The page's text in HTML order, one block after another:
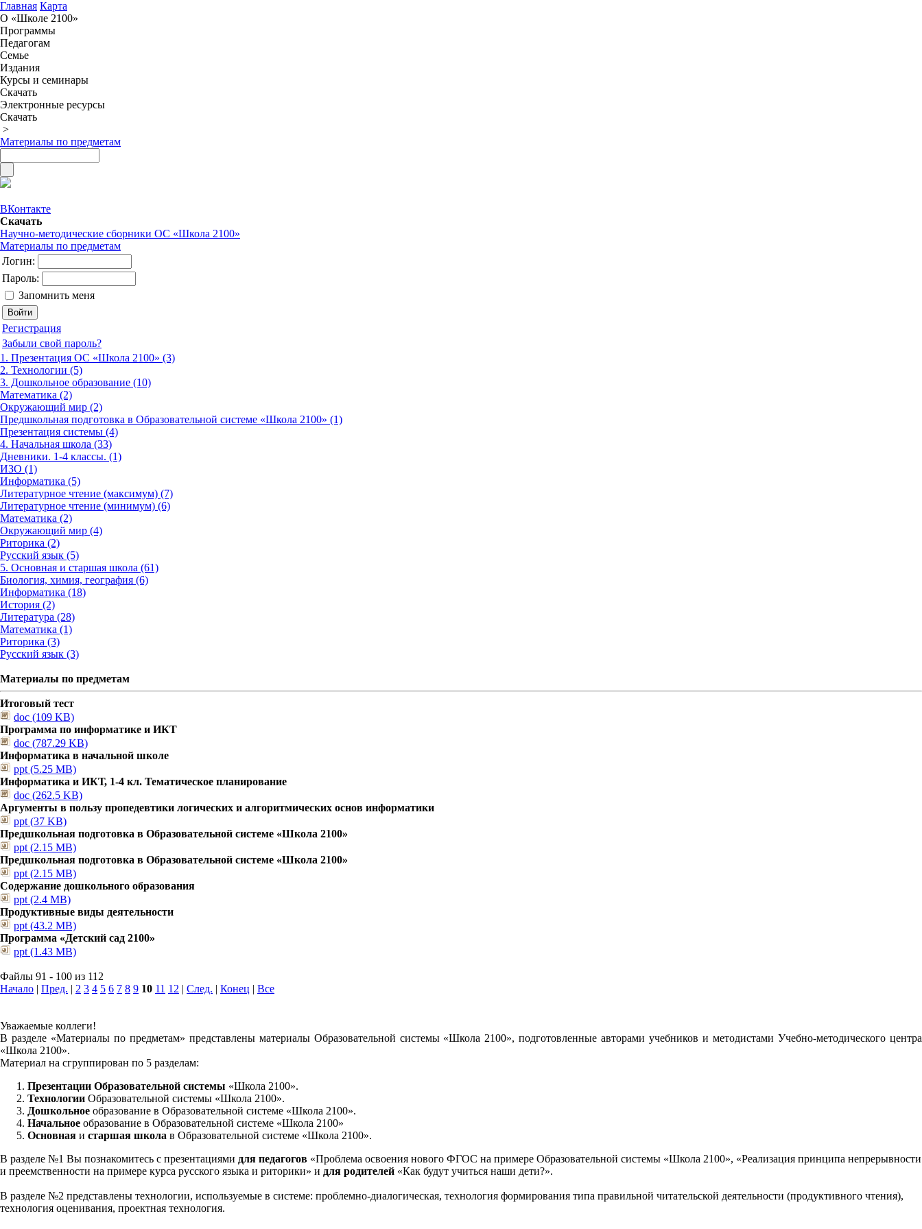
Главная Карта
О «Школе 2100»
Программы
Педагогам
Семье
Издания
Курсы и семинары
Скачать
Электронные ресурсы
Скачать
>
Материалы по предметам
ВКонтакте
Скачать
Научно-методические сборники ОС «Школа 2100»
Материалы по предметам
Логин:
Пароль:
Запомнить меня
Регистрация
Забыли свой пароль?
1. Презентация ОС «Школа 2100» (3)
2. Технологии (5)
3. Дошкольное образование (10)
Математика (2)
Окружающий мир (2)
Предшкольная подготовка в Образовательной системе «Школа 2100» (1)
Презентация системы (4)
4. Начальная школа (33)
Дневники. 1-4 классы. (1)
ИЗО (1)
Информатика (5)
Литературное чтение (максимум) (7)
Литературное чтение (минимум) (6)
Математика (2)
Окружающий мир (4)
Риторика (2)
Русский язык (5)
5. Основная и старшая школа (61)
Биология, химия, география (6)
Информатика (18)
История (2)
Литература (28)
Математика (1)
Риторика (3)
Русский язык (3)
Материалы по предметам
Итоговый тест
doc (109 KB)
Программа по информатике и ИКТ
doc (787.29 KB)
Информатика в начальной школе
ppt (5.25 MB)
Информатика и ИКТ, 1-4 кл. Тематическое планирование
doc (262.5 KB)
Аргументы в пользу пропедевтики логических и алгоритмических основ информатики
ppt (37 KB)
Предшкольная подготовка в Образовательной системе «Школа 2100»
ppt (2.15 MB)
Предшкольная подготовка в Образовательной системе «Школа 2100»
ppt (2.15 MB)
Содержание дошкольного образования
ppt (2.4 MB)
Продуктивные виды деятельности
ppt (43.2 MB)
Программа «Детский сад 2100»
ppt (1.43 MB)
Файлы 91 - 100 из 112
Начало | Пред. | 2 3 4 5 6 7 8 9 10 11 12 | След. | Конец | Все
Уважаемые коллеги!
В разделе «Материалы по предметам» представлены материалы Образовательной системы «Школа 2100», подготовленные авторами учебников и методистами Учебно-методического центра
«Школа 2100».
Материал на сгруппирован по 5 разделам:
Презентации Образовательной системы «Школа 2100».
Технологии Образовательной системы «Школа 2100».
Дошкольное образование в Образовательной системе «Школа 2100».
Начальное образование в Образовательной системе «Школа 2100»
Основная и старшая школа в Образовательной системе «Школа 2100».
В разделе №1 Вы познакомитесь с презентациями для педагогов «Проблема освоения нового ФГОС на примере Образовательной системы «Школа 2100», «Реализация принципа непрерывности
и преемственности на примере курса русского языка и риторики» и для родителей «Как будут учиться наши дети?».
В разделе №2 представлены технологии, используемые в системе: проблемно-диалогическая, технология формирования типа правильной читательской деятельности (продуктивного чтения),
технология оценивания, проектная технология.